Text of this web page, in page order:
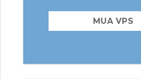
MUA VPS